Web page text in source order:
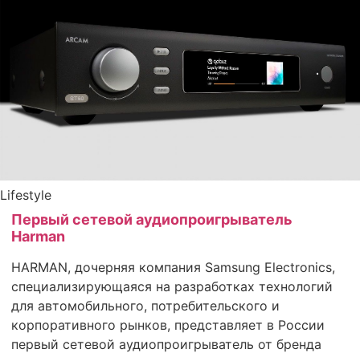
Lifestyle
Первый сетевой аудиопроигрыватель
Harman
HARMAN, дочерняя компания Samsung Electronics,
специализирующаяся на разработках технологий
для автомобильного, потребительского и
корпоративного рынков, представляет в России
первый сетевой аудиопроигрыватель от бренда